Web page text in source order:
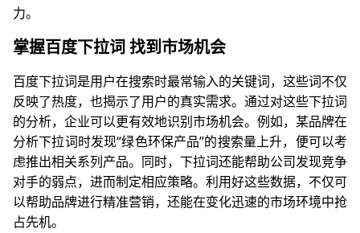
力。
掌握百度下拉词 找到市场机会
百度下拉词是用户在搜索时最常输入的关键词，这些词不仅
反映了热度，也揭示了用户的真实需求。通过对这些下拉词
的分析，企业可以更有效地识别市场机会。例如，某品牌在
分析下拉词时发现“绿色环保产品”的搜索量上升，便可以考
虑推出相关系列产品。同时，下拉词还能帮助公司发现竞争
对手的弱点，进而制定相应策略。利用好这些数据，不仅可
以帮助品牌进行精准营销，还能在变化迅速的市场环境中抢
占先机。